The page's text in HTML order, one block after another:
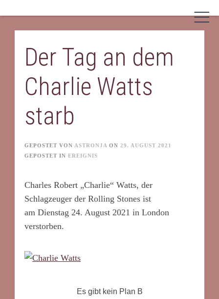
contentDer Tag an dem
Charlie Watts
starb
GEPOSTET VON ASTRONJA ON 29. AUGUST 2021
GEPOSTET IN EREIGNIS
Charles Robert „Charlie“ Watts, der
Schlagzeuger der Rolling Stones ist
am Dienstag 24. August 2021 in London
verstorben.
Es gibt kein Plan B